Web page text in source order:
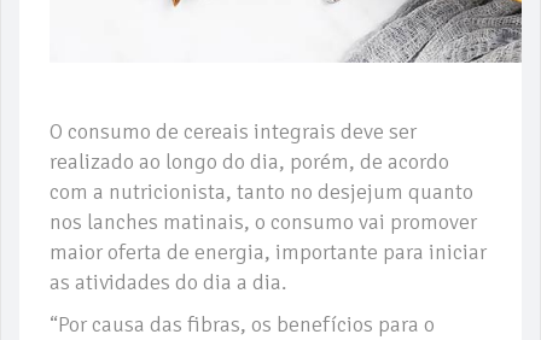
O consumo de cereais integrais deve ser
realizado ao longo do dia, porém, de acordo
com a nutricionista, tanto no desjejum quanto
nos lanches matinais, o consumo vai promover
maior oferta de energia, importante para iniciar
as atividades do dia a dia.
“Por causa das fibras, os benefícios para o